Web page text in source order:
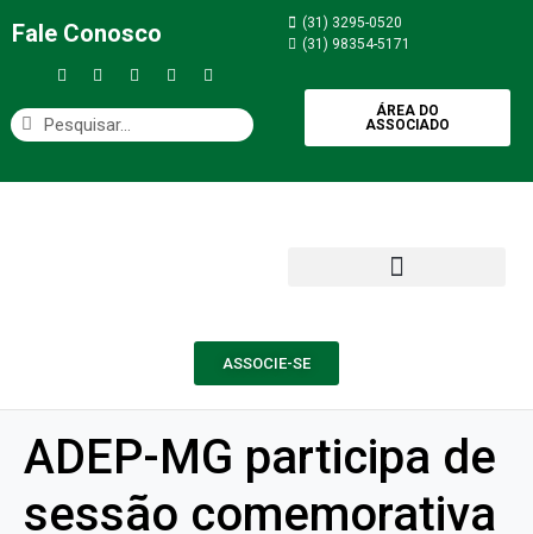
Fale Conosco
(31) 3295-0520
(31) 98354-5171
ÁREA DO
ASSOCIADO
ASSOCIE-SE
ADEP-MG participa de
sessão comemorativa